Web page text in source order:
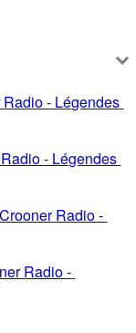
- Légendes
- Légendes
Radio -
Radio -